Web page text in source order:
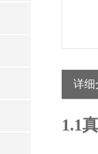
详细
1.1